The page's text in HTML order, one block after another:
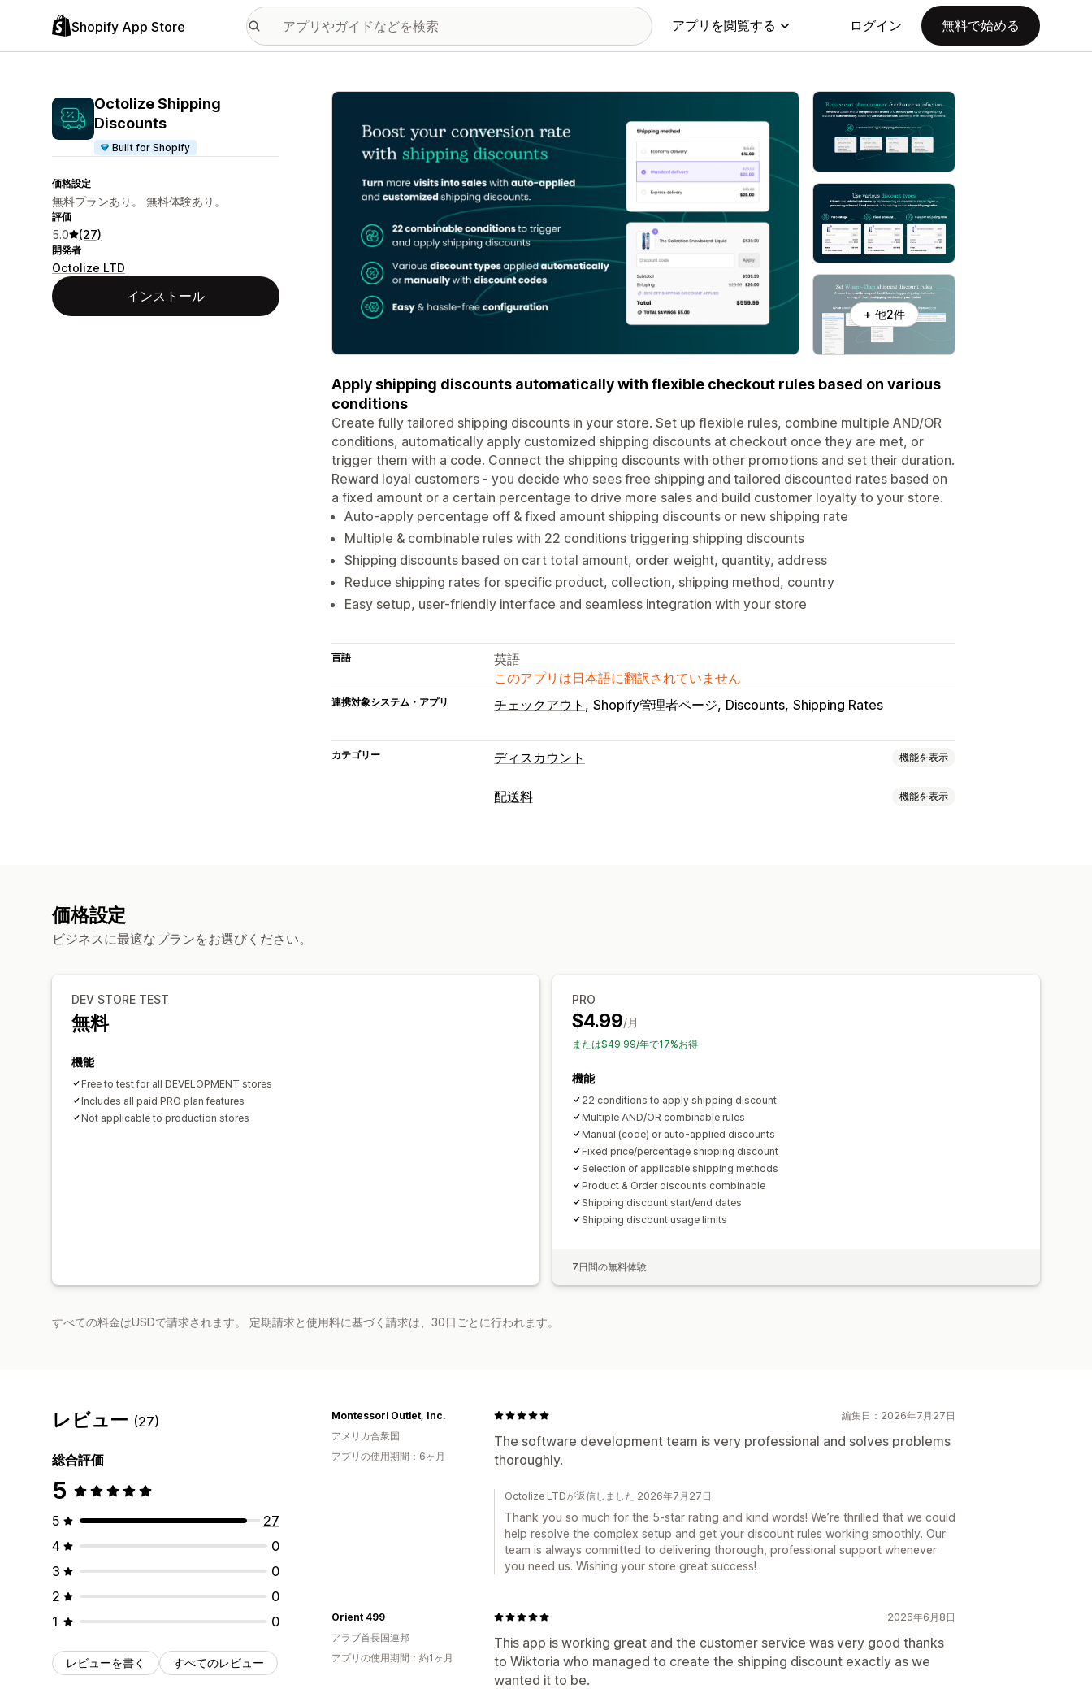
Shopify App Store アプリを閲覧する ログイン 無料で始める
Octolize Shipping
Discounts
Built for Shopify
価格設定
無料プランあり。 無料体験あり。
評価
5.0 (27)
開発者
Octolize LTD
インストール
特集の画像ギャラリー
+ 他2件
Apply shipping discounts automatically with flexible checkout rules based on various
conditions
Create fully tailored shipping discounts in your store. Set up flexible rules, combine multiple AND/OR
conditions, automatically apply customized shipping discounts at checkout once they are met, or
trigger them with a code. Connect the shipping discounts with other promotions and set their duration.
Reward loyal customers - you decide who sees free shipping and tailored discounted rates based on
a fixed amount or a certain percentage to drive more sales and build customer loyalty to your store.
Auto-apply percentage off & fixed amount shipping discounts or new shipping rate
Multiple & combinable rules with 22 conditions triggering shipping discounts
Shipping discounts based on cart total amount, order weight, quantity, address
Reduce shipping rates for specific product, collection, shipping method, country
Easy setup, user-friendly interface and seamless integration with your store
言語
英語
このアプリは日本語に翻訳されていません
連携対象システム・アプリ チェックアウト Shopify管理者ページ Discounts Shipping Rates
カテゴリー ディスカウント 機能を表示
ディスカウントの種類
配送料 機能を表示
価格設定
ビジネスに最適なプランをお選びください。
DEV STORE TEST
無料
機能
Free to test for all DEVELOPMENT stores
Includes all paid PRO plan features
Not applicable to production stores
PRO
$4.99/月
または$49.99/年で17%お得
機能
22 conditions to apply shipping discount
Multiple AND/OR combinable rules
Manual (code) or auto-applied discounts
Fixed price/percentage shipping discount
Selection of applicable shipping methods
Product & Order discounts combinable
Shipping discount start/end dates
Shipping discount usage limits
7日間の無料体験
すべての料金はUSDで請求されます。 定期請求と使用料に基づく請求は、30日ごとに行われます。
レビュー (27)
総合評価
5
5
27
4
0
3
0
2
0
1
0
レビューを書く すべてのレビュー
編集日：2026年7月27日
The software development team is very professional and solves problems
thoroughly.
Montessori Outlet, Inc.
アメリカ合衆国
アプリの使用期間：6ヶ月
Octolize LTDが返信しました 2026年7月27日
Thank you so much for the 5-star rating and kind words! We’re thrilled that we could
help resolve the complex setup and get your discount rules working smoothly. Our
team is always committed to delivering thorough, professional support whenever
you need us. Wishing your store great success!
2026年6月8日
This app is working great and the customer service was very good thanks
to Wiktoria who managed to create the shipping discount exactly as we
wanted it to be.
Orient 499
アラブ首長国連邦
アプリの使用期間：約1ヶ月